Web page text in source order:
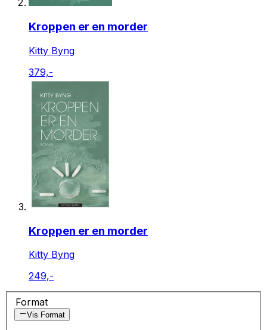
Kroppen er en morder
Kitty Byng
379,-
Kroppen er en morder
Kitty Byng
249,-
Format
Vis Format